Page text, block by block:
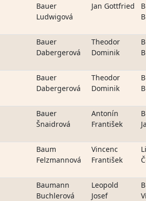
Bauer
Ludwigová
Jan Gottfried
Bauer
Dabergerová
Theodor
Dominik
Bauer
Dabergerová
Theodor
Dominik
Bauer
Šnaidrová
Antonín
František
Baum
Felzmannová
Vincenc
František
Baumann
Buchlerová
Leopold
Josef